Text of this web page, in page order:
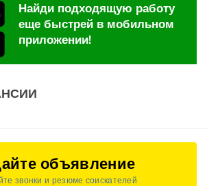
Найди подходящую работу
еще быстрей в мобильном
приложении!
объявление
звонки и резюме соискателей